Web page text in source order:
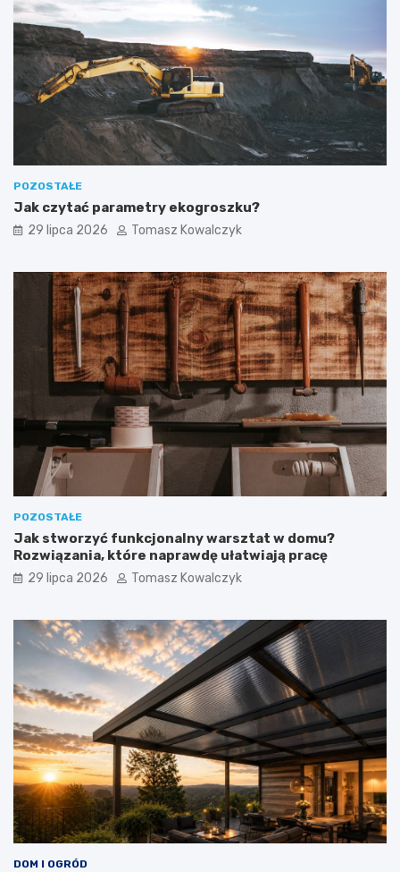
POZOSTAŁE
Jak czytać parametry ekogroszku?
29 lipca 2026 Tomasz Kowalczyk
POZOSTAŁE
Jak stworzyć funkcjonalny warsztat w domu?
Rozwiązania, które naprawdę ułatwiają pracę
29 lipca 2026 Tomasz Kowalczyk
DOM I OGRÓD